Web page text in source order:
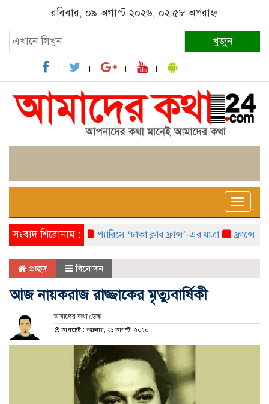
রবিবার, ০৯ অগাস্ট ২০২৬, ০২:৫৮ অপরাহ্ন
খুজুন
Toggle
সংবাদ শিরোনাম :প্যারিসে ‘ঢাকা ক্লাব ফ্রান্স’-এর যাত্রা ফ্রান্সে
প্রচ্ছদ বিনোদন
আজ নায়করাজ রাজ্জাকের মৃত্যুবার্ষিকী
আমাদের কথা ডেস্ক
আপডেট : শুক্রবার, ২১ আগস্ট, ২০২০